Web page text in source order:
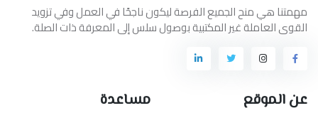
مهمتنا هي منح الجميع الفرصة ليكون ناجحًا في العمل وفي تزويد
القوى العاملة غير المكتبية بوصول سلس إلى المعرفة ذات الصلة.
عن الموقع مساعدة